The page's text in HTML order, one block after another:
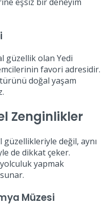
güzellik olan Yedi
favori adresidir.
doğal yaşam
Zenginlikler
güzellikleriyle değil, aynı
de dikkat çeker.
yapmak
Müzesi